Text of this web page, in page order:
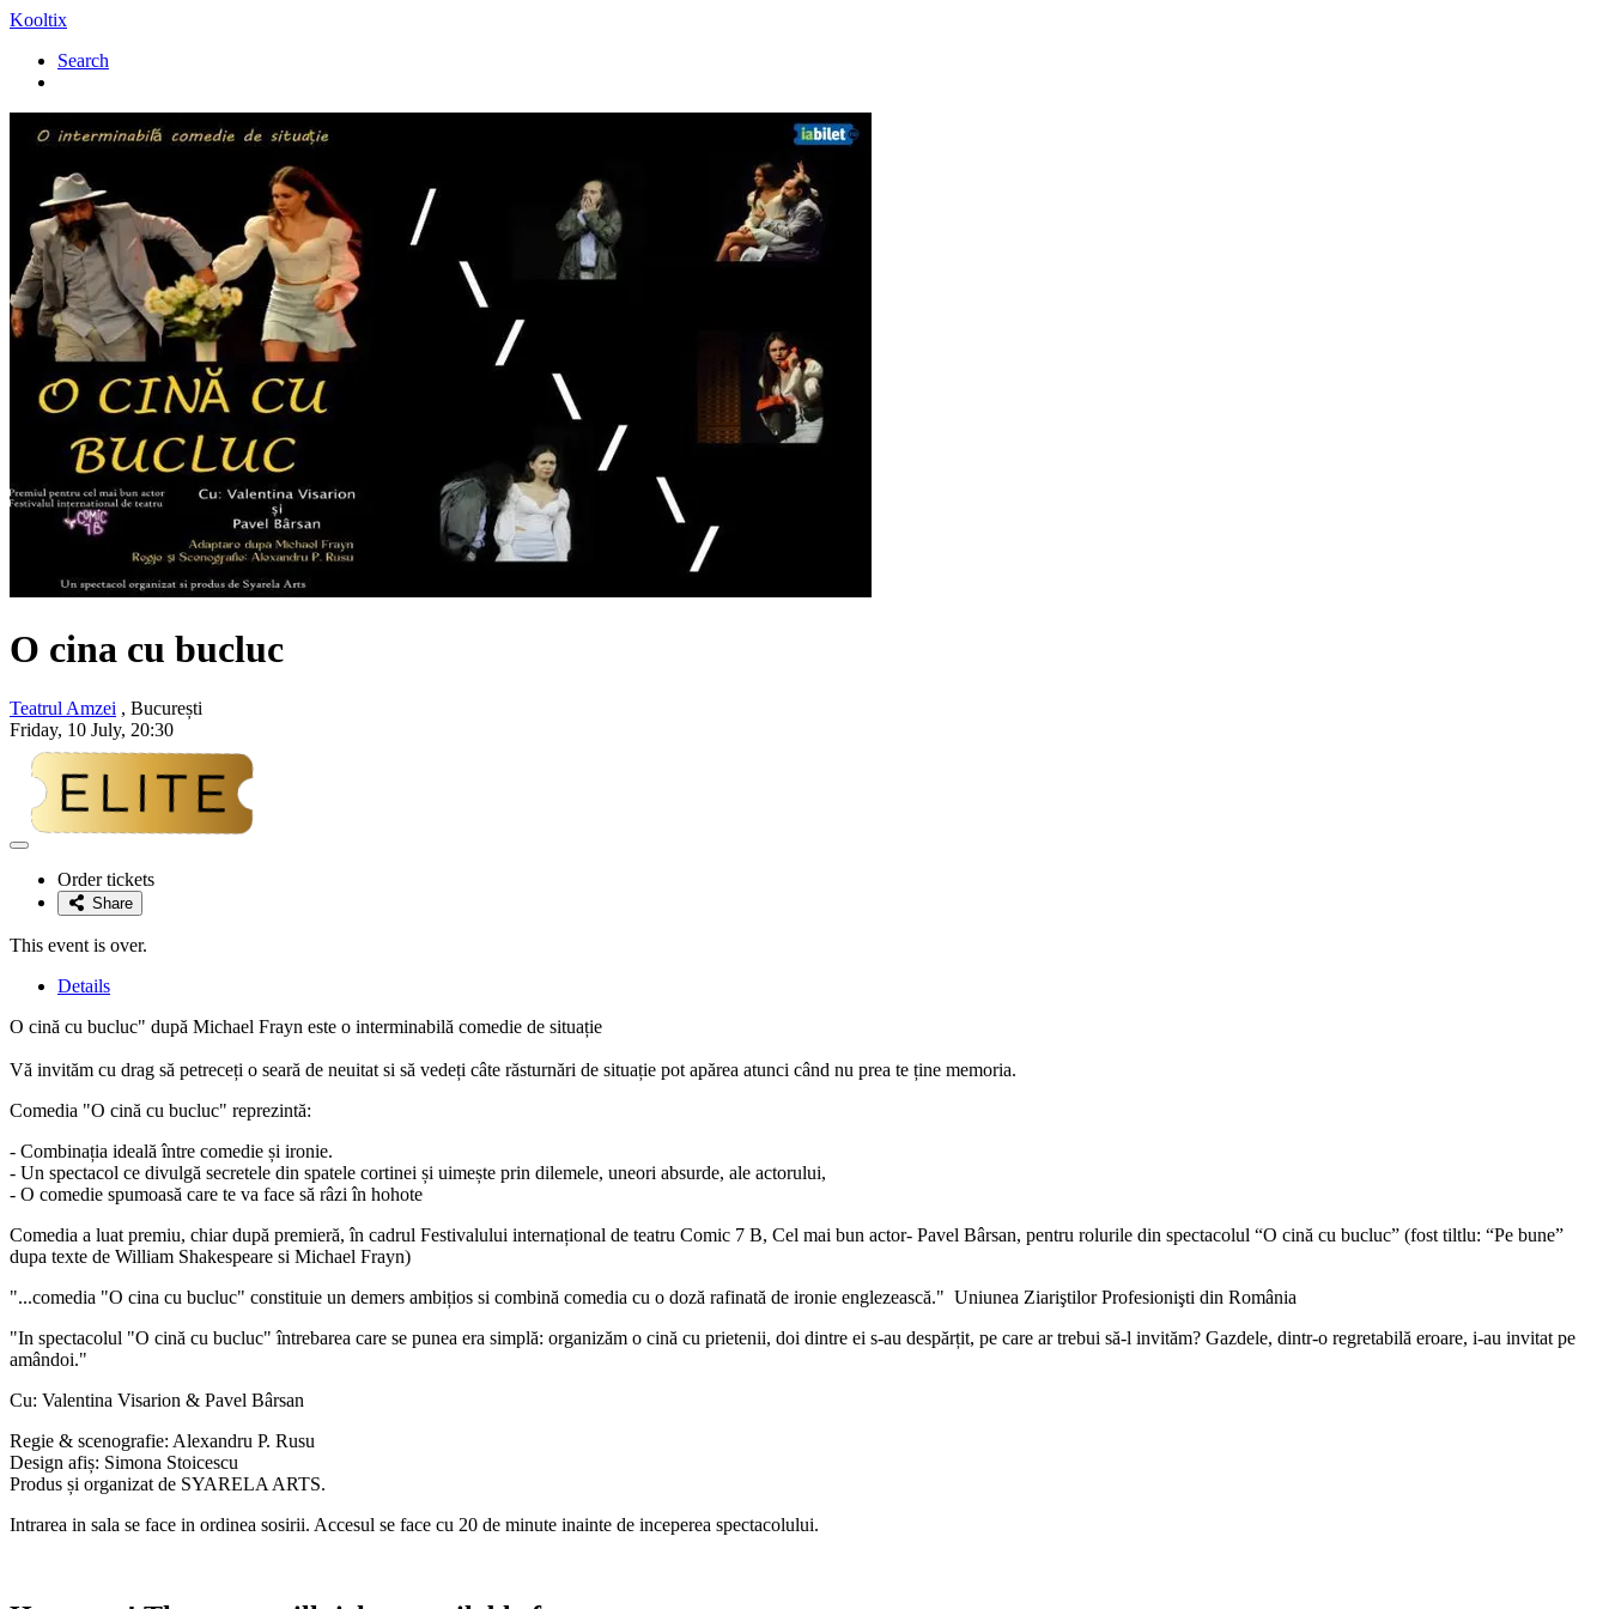
Kooltix
Search
O cina cu bucluc
Teatrul Amzei , București
Friday, 10 July, 20:30
Adaugă
favoriteOrder tickets
Share
This event is over.
Details
O cină cu bucluc" după Michael Frayn este o interminabilă comedie de situație
Vă invităm cu drag să petreceți o seară de neuitat si să vedeți câte răsturnări de situație pot apărea atunci când nu prea te ține memoria.
Comedia "O cină cu bucluc" reprezintă:
- Combinația ideală între comedie și ironie.
- Un spectacol ce divulgă secretele din spatele cortinei și uimește prin dilemele, uneori absurde, ale actorului,
- O comedie spumoasă care te va face să râzi în hohote
Comedia a luat premiu, chiar după premieră, în cadrul Festivalului internațional de teatru Comic 7 B, Cel mai bun actor- Pavel Bârsan, pentru rolurile din spectacolul “O cină cu bucluc” (fost tiltlu: “Pe bune”
dupa texte de William Shakespeare si Michael Frayn)
"...comedia "O cina cu bucluc" constituie un demers ambițios si combină comedia cu o doză rafinată de ironie englezească." Uniunea Ziariştilor Profesionişti din România
"In spectacolul "O cină cu bucluc" întrebarea care se punea era simplă: organizăm o cină cu prietenii, doi dintre ei s-au despărțit, pe care ar trebui să-l invităm? Gazdele, dintr-o regretabilă eroare, i-au invitat pe
amândoi."
Cu: Valentina Visarion & Pavel Bârsan
Regie & scenografie: Alexandru P. Rusu
Design afiș: Simona Stoicescu
Produs și organizat de SYARELA ARTS.
Intrarea in sala se face in ordinea sosirii. Accesul se face cu 20 de minute inainte de inceperea spectacolului.